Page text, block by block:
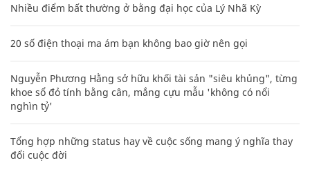
Nhiều điểm bất thường ở bằng đại học của Lý Nhã Kỳ
20 số điện thoại ma ám bạn không bao giờ nên gọi
Nguyễn Phương Hằng sở hữu khối tài sản "siêu khủng", từng
khoe sổ đỏ tính bằng cân, mắng cựu mẫu 'không có nổi
nghìn tỷ'
Tổng hợp những status hay về cuộc sống mang ý nghĩa thay
đổi cuộc đời